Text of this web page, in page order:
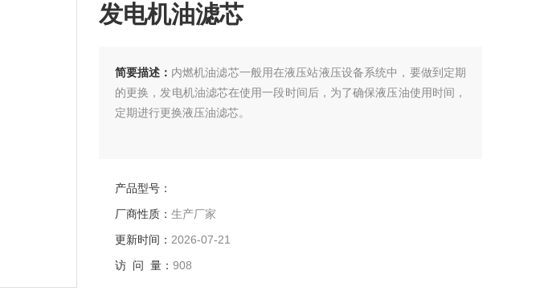
发电机油滤芯
简要描述： 内燃机油滤芯一般用在液压站液压设备系统中，要做到定期
的更换，发电机油滤芯在使用一段时间后，为了确保液压油使用时间，
定期进行更换液压油滤芯。
产品型号：
厂商性质： 生产厂家
更新时间： 2026-07-21
访 问 量： 908